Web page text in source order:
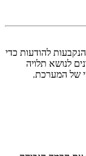
להודעות כדי
לנושא תלויה
של המערכת.